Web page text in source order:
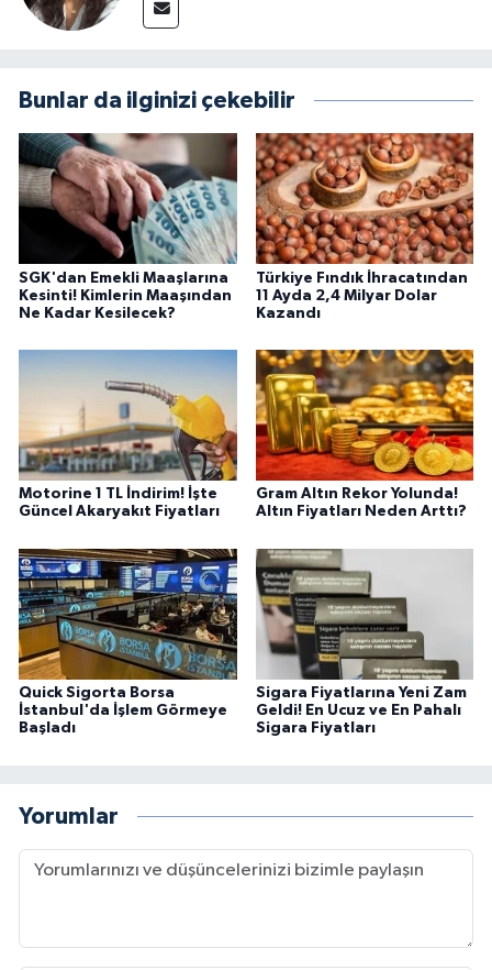
Bunlar da ilginizi çekebilir
SGK'dan Emekli Maaşlarına
Kesinti! Kimlerin Maaşından
Ne Kadar Kesilecek?
Türkiye Fındık İhracatından
11 Ayda 2,4 Milyar Dolar
Kazandı
Motorine 1 TL İndirim! İşte
Güncel Akaryakıt Fiyatları
Gram Altın Rekor Yolunda!
Altın Fiyatları Neden Arttı?
Quick Sigorta Borsa
İstanbul'da İşlem Görmeye
Başladı
Sigara Fiyatlarına Yeni Zam
Geldi! En Ucuz ve En Pahalı
Sigara Fiyatları
Yorumlar